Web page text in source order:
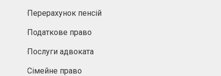
Перерахунок пенсій
Податкове право
Послуги адвоката
Сімейне право